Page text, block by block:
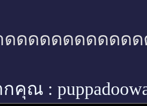
ดดดดดดดดดดด
กคุณ :